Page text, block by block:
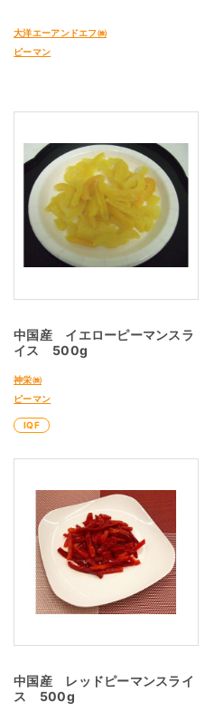
大洋エーアンドエフ㈱
ピーマン
中国産 イエローピーマンスラ
イス 500g
神栄㈱
ピーマン
IQF
中国産 レッドピーマンスライ
ス 500g